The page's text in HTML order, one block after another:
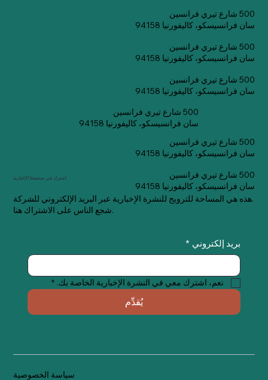
500 شارع تيري فرانسين
سان فرانسيسكو، كاليفورنيا 94158
500 شارع تيري فرانسين
سان فرانسيسكو، كاليفورنيا 94158
500 شارع تيري فرانسين
سان فرانسيسكو، كاليفورنيا 94158
500 شارع تيري فرانسين
سان فرانسيسكو، كاليفورنيا 94158
500 شارع تيري فرانسين
سان فرانسيسكو، كاليفورنيا 94158
500 شارع تيري فرانسين
سان فرانسيسكو، كاليفورنيا 94158
اشترك في صحيفتنا الإخبارية
هذه هي المساحة للترويج للنشرة الإخبارية عبر البريد الإلكتروني للشركة.
شجع الناس على الاشتراك هنا.
بريد إلكتروني *
نعم، اشترك معي في النشرة الإخبارية الخاصة بك. *
يُقدِّم
سياسة الخصوصية